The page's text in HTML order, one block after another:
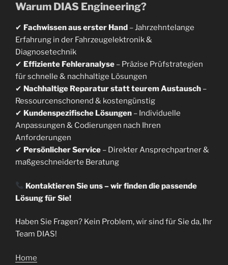
Warum DIAS Engineering?
✔ Fachwissen aus erster Hand – Jahrzehntelange
Erfahrung in der Fahrzeugelektronik &
Diagnosetechnik
✔ Effiziente Fehleranalyse – Präzise Prüfstrategien
für schnelle & nachhaltige Lösungen
✔ Nachhaltige Reparatur statt teurem Austausch –
Ressourcenschonend & kostengünstig
✔ Kundenspezifische Lösungen – Individuelle
Anpassungen & Codierungen nach Ihren
Anforderungen
✔ Persönlicher Service – Direkter Ansprechpartner &
maßgeschneiderte Beratung
Kontaktieren Sie uns – wir finden die passende
Lösung für Sie!
Haben Sie Fragen? Kein Problem, wir sind für Sie da, Ihr
Team DIAS!
Home